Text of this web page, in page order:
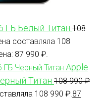
ГБ Белый Титан 108
составляла 108
87 990 ₽.
Apple
Титан 108 990₽
108 990 ₽. 87